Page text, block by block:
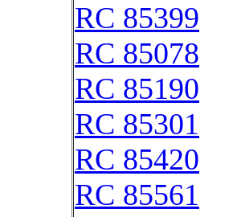
RC 85399
RC 85078
RC 85190
RC 85301
RC 85420
RC 85561